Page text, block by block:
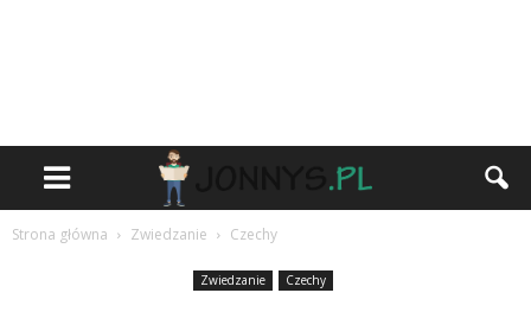
Strona główna Zwiedzanie Czechy
Zwiedzanie Czechy